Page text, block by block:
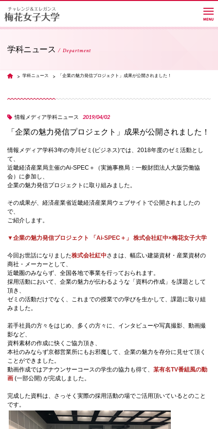
学部・学科・大学院
教員紹介サイト
キャンパスライフ
進路・就職
国際交流
産学連携
入試情報
交通アクセス
代表
072-643-6221
学科ニュース Department
TOP 学科ニュース 「企業の魅力発信プロジェクト」成果が公開されました！
情報メディア学科ニュース 2019/04/02
「企業の魅力発信プロジェクト」成果が公開されました！
情報メディア学科3年の寺川ゼミ(ビジネス)では、2018年度のゼミ活動とし
て、
近畿経済産業局主催のAi-SPEC＋（実施事務局：一般財団法人大阪労働協
会）に参加し、
企業の魅力発信プロジェクトに取り組みました。
その成果が、経済産業省近畿経済産業局ウェブサイトで公開されましたの
で、
ご紹介します。
▼企業の魅力発信プロジェクト 「Ai-SPEC＋」 株式会社紅中×梅花女子大学
今回お世話になりました株式会社紅中さまは、幅広い建築資材・産業資材の
商社・メーカーとして、
近畿圏のみならず、全国各地で事業を行っておられます。
採用活動において、企業の魅力が伝わるような「資料の作成」を課題として
頂き、
ゼミの活動だけでなく、これまでの授業での学びを生かして、課題に取り組
みました。
若手社員の方々をはじめ、多くの方々に、インタビューや写真撮影、動画撮
影など、
資料素材の作成に快くご協力頂き、
本社のみならず京都営業所にもお邪魔して、企業の魅力を存分に見せて頂く
ことができました。
動画作成ではアナウンサーコースの学生の協力も得て、 某有名TV番組風の動
画 (一部公開) が完成しました。
完成した資料は、さっそく実際の採用活動の場でご活用頂いているとのこと
です。